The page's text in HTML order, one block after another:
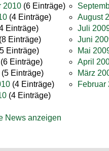
2010 (6 Einträge)
(4 Einträge)
Einträge)
(8 Einträge)
Einträge)
(6 Einträge)
(5 Einträge)
(4 Einträge)
(4 Einträge)
August
Juli
Juni
Mai
April
März
Februar
News anzeigen